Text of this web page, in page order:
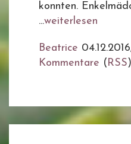
konnten.
...weiterlesen
Beatrice
Kommentare ( RSS